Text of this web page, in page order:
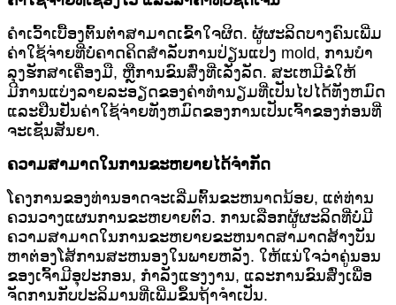
ຄໍາເວົ້າເບື້ອງຕົ້ນຕ່ໍາສາມາດເຂົ້າໃຈຜິດ. ຜູ້ຜະລິດບາງຄົນເພີ່ມ
ຄ່າໃຊ້ຈ່າຍທີ່ບໍ່ຄາດຄິດສໍາລັບການປ່ຽນແປງ mold, ການບໍາ
ລຸງຮັກສາເຄື່ອງມື, ຫຼືການຂົນສົ່ງທີ່ເລັ່ງລັດ. ສະເຫມີຂໍໃຫ້
ມີການແບ່ງລາຍລະອຽດຂອງຄ່າທໍານຽມທີ່ເປັນໄປໄດ້ທັງຫມົດ
ແລະຢືນຢັນຄ່າໃຊ້ຈ່າຍທັງຫມົດຂອງການເປັນເຈົ້າຂອງກ່ອນທີ່
ຈະເຊັນສັນຍາ.
ຄວາມສາມາດໃນການຂະຫຍາຍໄດ້ຈໍາກັດ
ໂຄງການຂອງທ່ານອາດຈະເລີ່ມຕົ້ນຂະຫນາດນ້ອຍ, ແຕ່ທ່ານ
ຄວນວາງແຜນການຂະຫຍາຍຕົວ. ການເລືອກຜູ້ຜະລິດທີ່ບໍ່ມີ
ຄວາມສາມາດໃນການຂະຫຍາຍຂະຫນາດສາມາດສ້າງບັນ
ຫາຕ່ອງໂສ້ການສະຫນອງໃນພາຍຫລັງ. ໃຫ້ແນ່ໃຈວ່າຄູ່ນອນ
ຂອງເຈົ້າມີອຸປະກອນ, ກໍາລັງແຮງງານ, ແລະການຂົນສົ່ງເພື່ອ
ຈັດການກັບປະລິມານທີ່ເພີ່ມຂຶ້ນຖ້າຈໍາເປັນ.